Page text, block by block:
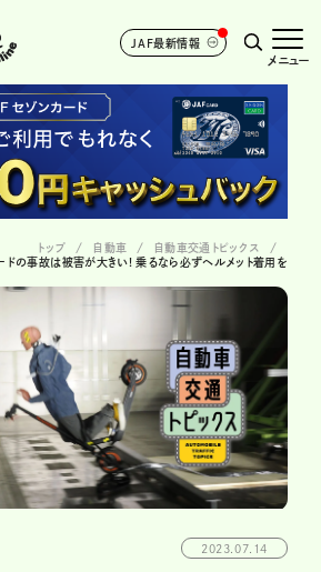
JAF最新情報
メニュー
トップ 自動車
自動車交通トピックス
ドの事故は被害が大きい! 乗るなら必ずヘルメット着用を
2023.07.14